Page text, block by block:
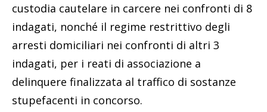
custodia cautelare in carcere nei confronti di 8
indagati, nonché il regime restrittivo degli
arresti domiciliari nei confronti di altri 3
indagati, per i reati di associazione a
delinquere finalizzata al traffico di sostanze
stupefacenti in concorso.